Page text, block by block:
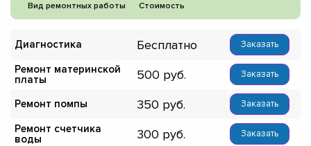
Вид ремонтных работы Стоимость
Диагностика Бесплатно Заказать
Ремонт материнской
платы
500 Заказать
Ремонт помпы 350 Заказать
Ремонт счетчика
воды
300 Заказать